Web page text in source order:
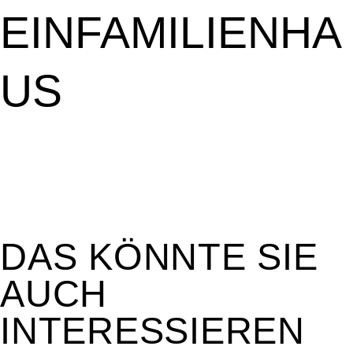
EINFAMILIENHA
US
DAS KÖNNTE SIE
AUCH
INTERESSIEREN